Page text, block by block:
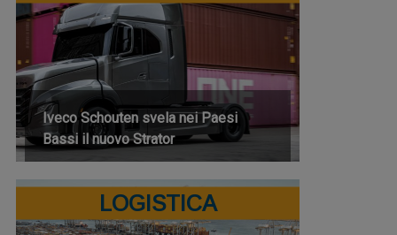
Iveco Schouten svela nei Paesi
Bassi il nuovo Strator
LOGISTICA